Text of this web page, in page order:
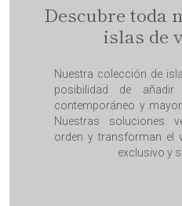
Descubre toda
islas de
Nuestra colección de
posibilidad de añadir
contemporáneo y
Nuestras soluciones
orden y transforman el
exclusivo y